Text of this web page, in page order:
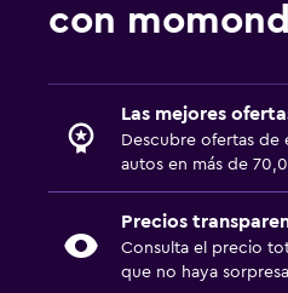
con
Las mejores
Descubre ofertas de
autos en más de
Precios
Consulta el precio
que no haya